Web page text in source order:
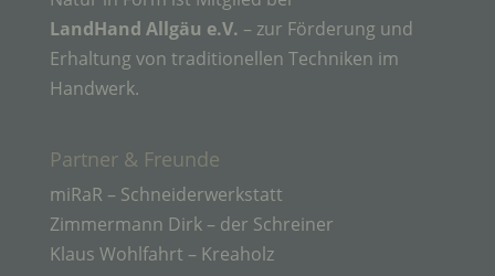
LandHand Allgäu e.V. – zur Förderung und
Erhaltung von traditionellen Techniken im
Handwerk.
Partner & Freunde
miRaR – Schneiderwerkstatt
Zimmermann Dirk – der Schreiner
Klaus Wohlfahrt – Kreaholz
beziehen, zu bewerten, insbesondere, um Aspekte
bezüglich Arbeitsleistung, wirtschaftlicher Lage,
Gesundheit, persönlicher Vorlieben, Interessen,
Zuverlässigkeit, Verhalten, Aufenthaltsort oder
Ortswechsel dieser natürlichen Person zu
personenbezogener Daten in einer Weise, auf